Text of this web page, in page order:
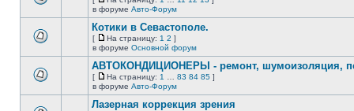
непрочитанных
сообщений.
этой
непрочитанных
На
страницу
в форуме Авто-Форум
этой
непрочитанных
сообщений.
Котики в Севастополе.
[
На
страницу
На страницу: 1 2 ]
в форуме Основной форум
этой
АВТОКОНДИЦИОНЕРЫ - ремонт, шумоизоляция,
[
На
страницу
На страницу: 1 83 84 85 ]
в форуме Авто-Форум
Лазерная коррекция зрения